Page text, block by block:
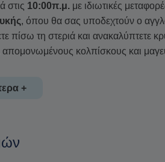
στις 10:00π.μ. με ιδιωτικές
, όπου θα σας υποδεχτούν ο
πίσω τη στεριά και ανακαλύπτετε
απομονωμένους κολπίσκους και
+
επιτρέποντας στον καπετάνιο να